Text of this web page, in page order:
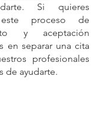
Si quieres
proceso de
y aceptación
en separar una cita
profesionales
de ayudarte.